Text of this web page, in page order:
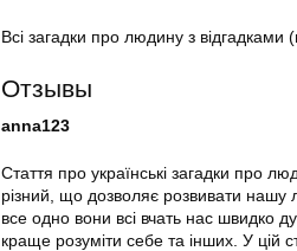
Всі загадки про людину з відгадками
Отзывы
anna123
Стаття про українські загадки про
різний, що дозволяє розвивати нашу
все одно вони всі вчать нас швидко
краще розуміти себе та інших. У цій